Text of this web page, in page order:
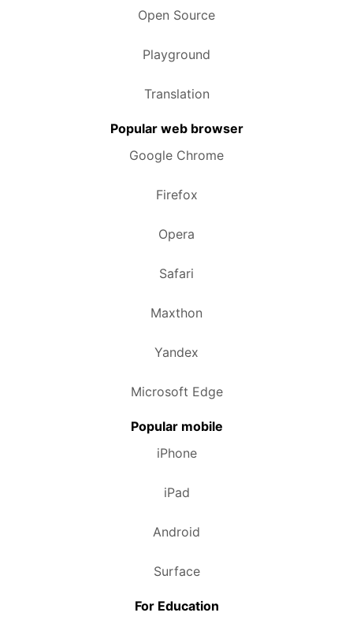
Open Source
Playground
Translation
Popular web browser
Google Chrome
Firefox
Opera
Safari
Maxthon
Yandex
Microsoft Edge
Popular mobile
iPhone
iPad
Android
Surface
For Education